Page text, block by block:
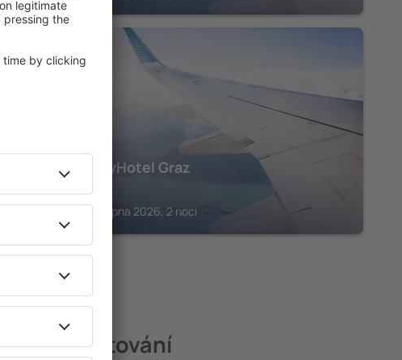
IntercityHotel Graz
3 523
Kč
Graz, 26 srpna 2026, 2 noci
ubytování